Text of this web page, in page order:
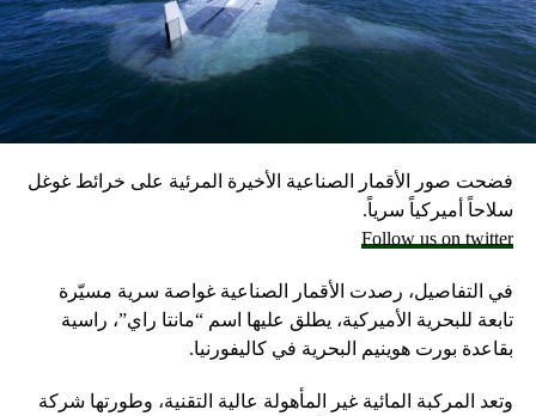
احتياطيا في حال نشوب حرب محتملة مع لبنان، وفق ما أكد
مسؤولون إسرائيليون حاليون وسابقون.
وكانت وزارة الخارجية أرجأت في مايو، فقط تسليم قنابل زنة
2000 رطل و500 رطل إلى إسرائيل بسبب مخاوف بشأن سقوط
ضحايا من المدنيين في مدينة رفح.
إلا أن نتنياهو خرج الأسبوع المضي بتصريحات نارية، ومفاجئة
حول مماطلة أميركا في تسليم تل أبيب أسلحة
ما أثار حفيظة البيت الأبيض الذي وصف تلك التصريحات بالمخيبة
للآمال.
فضحت صور الأقمار الصناعية الأخيرة المرئية على خرائط غوغل
سلاحاً أميركياً سرياً.
Follow us on twitter
في التفاصيل، رصدت الأقمار الصناعية غواصة سرية مسيّرة
تابعة للبحرية الأميركية، يطلق عليها اسم “مانتا راي”، راسية
بقاعدة بورت هوينيم البحرية في كاليفورنيا.
وتعد المركبة المائية غير المأهولة عالية التقنية، وطورتها شركة